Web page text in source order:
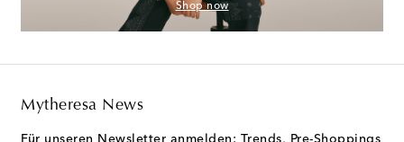
Shop now
Mytheresa News
Für unseren Newsletter anmelden: Trends, Pre-Shoppings